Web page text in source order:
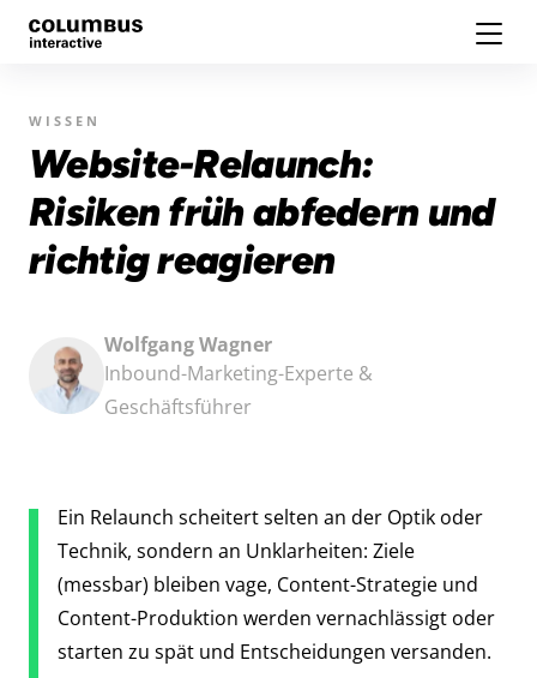
WISSEN
Website-Relaunch:
Risiken früh abfedern und
richtig reagieren
Wolfgang Wagner
Inbound-Marketing-Experte &
Geschäftsführer
Ein Relaunch scheitert selten an der Optik oder
Technik, sondern an Unklarheiten: Ziele
(messbar) bleiben vage, Content-Strategie und
Content-Produktion werden vernachlässigt oder
starten zu spät und Entscheidungen versanden.